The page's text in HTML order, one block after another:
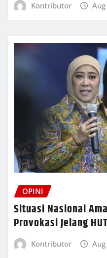
Kontributor
OPINI
Situasi Nasional
Provokasi Jelang
Kontributor